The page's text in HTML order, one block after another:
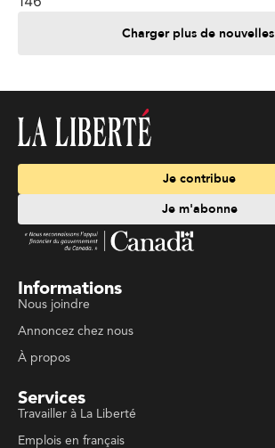
Charger plus de nouvelles
Je contribue
Je m'abonne
Informations
Nous joindre
Annoncez chez nous
À propos
Services
Travailler à La Liberté
Emplois en français